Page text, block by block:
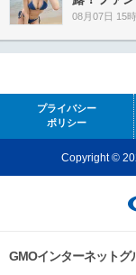
08月07日 15
プライバシー
ポリシー
Copyright ©
GMOインターネットグ